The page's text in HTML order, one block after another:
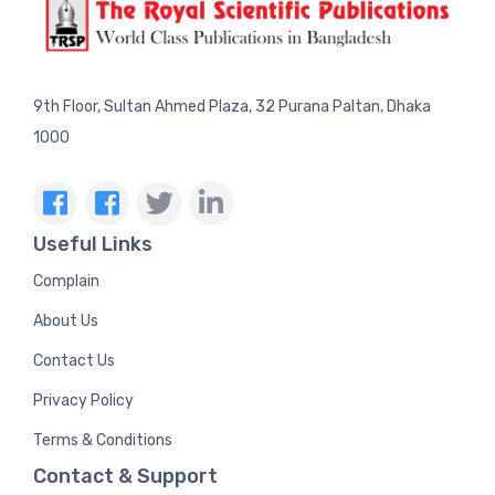
9th Floor, Sultan Ahmed Plaza, 32 Purana Paltan, Dhaka
1000
Useful Links
Complain
About Us
Contact Us
Privacy Policy
Terms & Conditions
Contact & Support